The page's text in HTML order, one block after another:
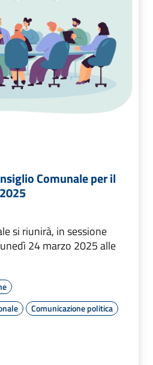
Comunale per il
si riunirà, in sessione
24 marzo 2025 alle
Comunicazione politica